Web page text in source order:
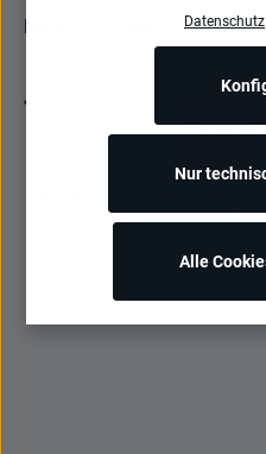
Nachnahmegebühren,
Datenschutz
Nur
Alle